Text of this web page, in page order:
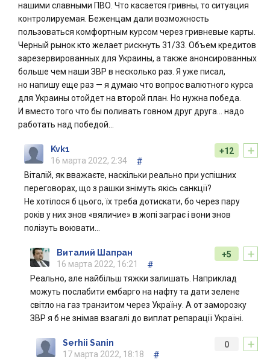
нашими славными ПВО. Что касается гривны, то ситуация
контролируемая. Беженцам дали возможность
пользоваться комфортным курсом через гривневые карты.
Черный рынок кто желает рискнуть 31/33. Объем кредитов
зарезервированных для Украины, а также анонсированных
больше чем наши ЗВР в несколько раз. Я уже писал,
но напишу еще раз — я думаю что вопрос валютного курса
для Украины отойдет на второй план. Но нужна победа.
И вместо того что бы поливать говном друг друга… надо
работать над победой…
+
+12
Kvk1
16 марта 2022, 2:34
#
Віталій, як вважаєте, наскільки реально при успішних
переговорах, що з рашки знімуть якісь санкції?
Не хотілося б цього, їх треба дотискати, бо через пару
років у них знов «вяличие» в жопі заграє і вони знов
полізуть воювати…
+
+5
Виталий Шапран
16 марта 2022, 16:21
#
Реально, але найбільш тяжки залишать. Наприклад
можуть послабити ембарго на нафту та дати зелене
світло на газ транзитом через Україну. А от заморозку
ЗВР я б не знімав взагалі до виплат репарації Україні.
+
0
Serhii Sanin
17 марта 2022, 18:18
#